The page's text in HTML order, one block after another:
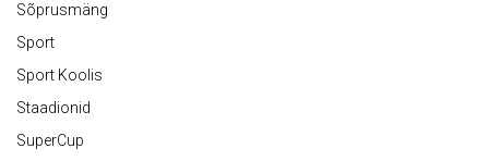
Sõprusmäng
Sport
Sport Koolis
Staadionid
SuperCup